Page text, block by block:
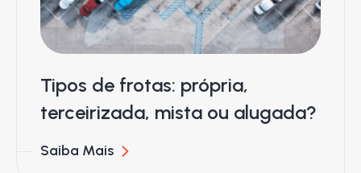
Tipos de frotas: própria,
terceirizada, mista ou alugada?
Saiba Mais